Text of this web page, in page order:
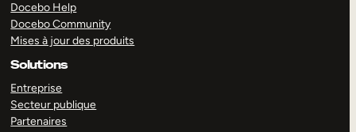
Docebo Help
Docebo Community
Mises à jour des produits
Solutions
Entreprise
Secteur publique
Partenaires